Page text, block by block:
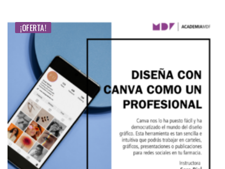
¡OFERTA!